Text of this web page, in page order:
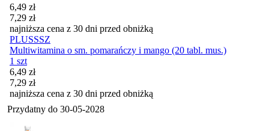
Cena promocyjna
6,49 zł
7,29 zł
najniższa cena z 30 dni przed obniżką
PLUSSSZ
Multiwitamina o sm. pomarańczy i mango (20 tabl. mus.)
1 szt
Cena promocyjna
6,49 zł
7,29 zł
najniższa cena z 30 dni przed obniżką
Przydatny do 30-05-2028